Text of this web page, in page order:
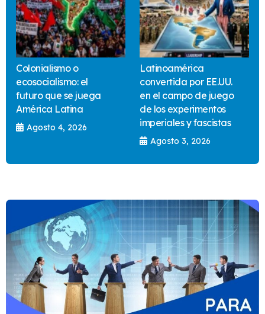
Colonialismo o
ecosocialismo: el
futuro que se juega
América Latina
Agosto 4, 2026
Latinoamérica
convertida por EE.UU.
en el campo de juego
de los experimentos
imperiales y fascistas
Agosto 3, 2026